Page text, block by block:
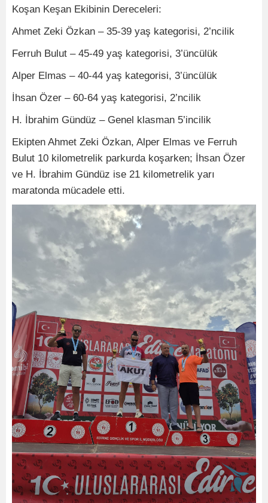
Koşan Keşan Ekibinin Dereceleri:
Ahmet Zeki Özkan – 35-39 yaş kategorisi, 2’ncilik
Ferruh Bulut – 45-49 yaş kategorisi, 3’üncülük
Alper Elmas – 40-44 yaş kategorisi, 3’üncülük
İhsan Özer – 60-64 yaş kategorisi, 2’ncilik
H. İbrahim Gündüz – Genel klasman 5’incilik
Ekipten Ahmet Zeki Özkan, Alper Elmas ve Ferruh
Bulut 10 kilometrelik parkurda koşarken; İhsan Özer
ve H. İbrahim Gündüz ise 21 kilometrelik yarı
maratonda mücadele etti.